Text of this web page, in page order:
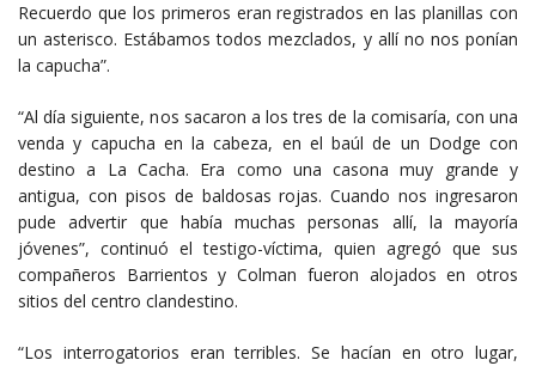
Recuerdo que los primeros eran registrados en las planillas con
un asterisco. Estábamos todos mezclados, y allí no nos ponían
la capucha”.
“Al día siguiente, nos sacaron a los tres de la comisaría, con una
venda y capucha en la cabeza, en el baúl de un Dodge con
destino a La Cacha. Era como una casona muy grande y
antigua, con pisos de baldosas rojas. Cuando nos ingresaron
pude advertir que había muchas personas allí, la mayoría
jóvenes”, continuó el testigo-víctima, quien agregó que sus
compañeros Barrientos y Colman fueron alojados en otros
sitios del centro clandestino.
“Los interrogatorios eran terribles. Se hacían en otro lugar,